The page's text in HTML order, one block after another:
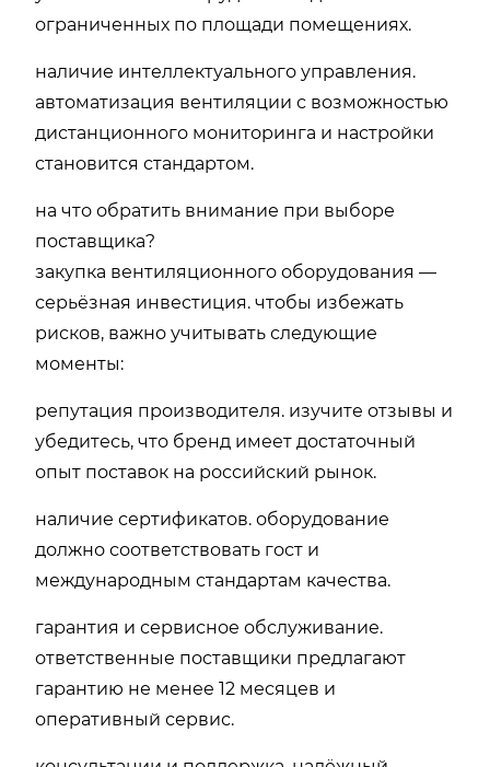
ограниченных по площади помещениях.
наличие интеллектуального управления.
автоматизация вентиляции с возможностью
дистанционного мониторинга и настройки
становится стандартом.
на что обратить внимание при выборе
поставщика?
закупка вентиляционного оборудования —
серьёзная инвестиция. чтобы избежать
рисков, важно учитывать следующие
моменты:
репутация производителя. изучите отзывы и
убедитесь, что бренд имеет достаточный
опыт поставок на российский рынок.
наличие сертификатов. оборудование
должно соответствовать гост и
международным стандартам качества.
гарантия и сервисное обслуживание.
ответственные поставщики предлагают
гарантию не менее 12 месяцев и
оперативный сервис.